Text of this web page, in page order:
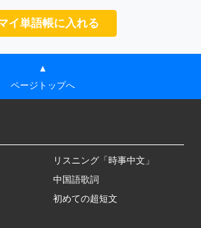
イ単語帳に入れる
▲
ページトップへ
リスニング「時事中文」
中国語歌詞
初めての超短文